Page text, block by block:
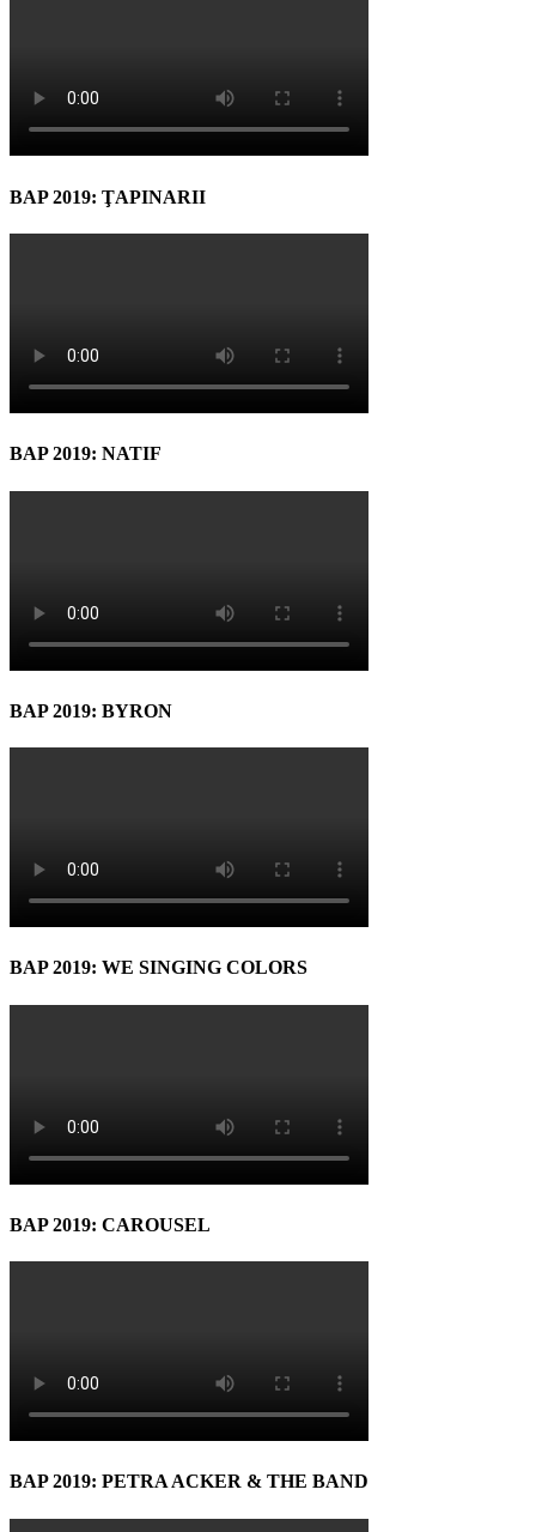
BAP 2019: ŢAPINARII
BAP 2019: NATIF
BAP 2019: BYRON
BAP 2019: WE SINGING COLORS
BAP 2019: CAROUSEL
BAP 2019: PETRA ACKER & THE BAND